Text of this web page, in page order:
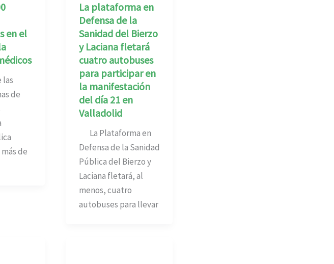
en el
las
de
de
La plataforma en
Defensa de la
Sanidad del Bierzo
y Laciana fletará
cuatro autobuses
para participar en
la manifestación
del día 21 en
Valladolid
La Plataforma en
Defensa de la Sanidad
Pública del Bierzo y
Laciana fletará, al
menos, cuatro
autobuses para llevar